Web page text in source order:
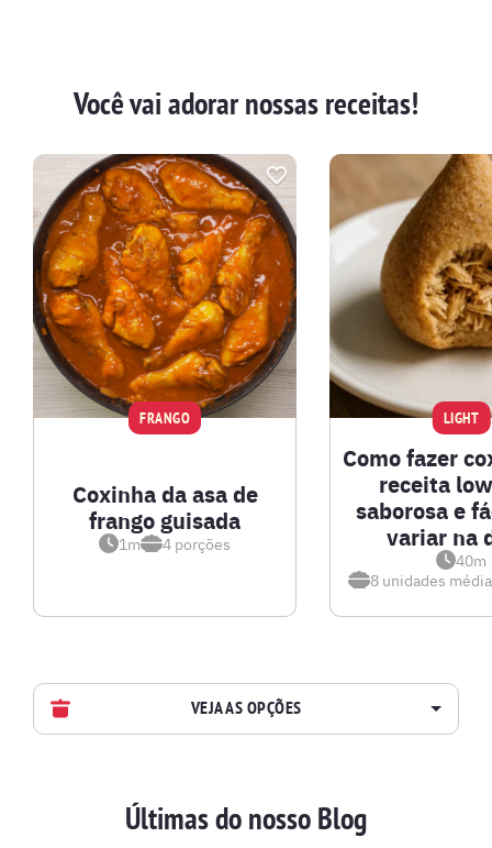
Você vai adorar nossas receitas!
FRANGO
Coxinha da asa de
frango guisada
1m 4 porções
LIGHT
Como fazer
receita
saborosa e
variar na
40m
8 unidades
VEJA AS OPÇÕES
BATIDAS
Últimas do nosso Blog